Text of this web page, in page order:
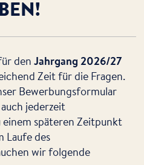
denJahrgang 2026/27
Zeit für die Fragen.
Bewerbungsformular
jederzeit
späteren Zeitpunkt
Laufe des
wir folgende